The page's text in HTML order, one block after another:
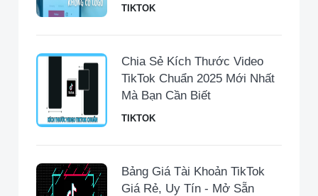
TIKTOK
Chia Sẻ Kích Thước Video
TikTok Chuẩn 2025 Mới Nhất
Mà Bạn Cần Biết
TIKTOK
Bảng Giá Tài Khoản TikTok
Giá Rẻ, Uy Tín - Mở Sẵn